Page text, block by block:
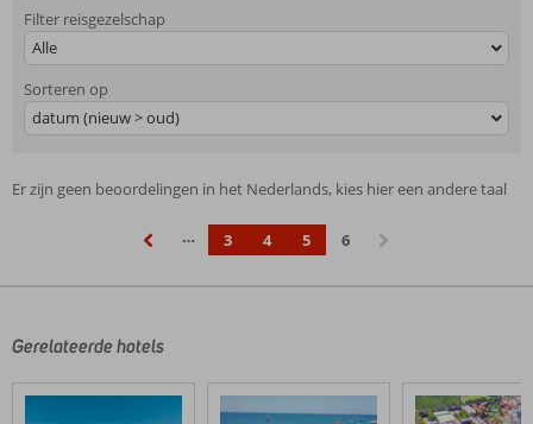
Filter reisgezelschap
Alle
Sorteren op
datum (nieuw > oud)
Er zijn geen beoordelingen in het Nederlands, kies hier een andere taal
… 3 4 5
6
Gerelateerde hotels